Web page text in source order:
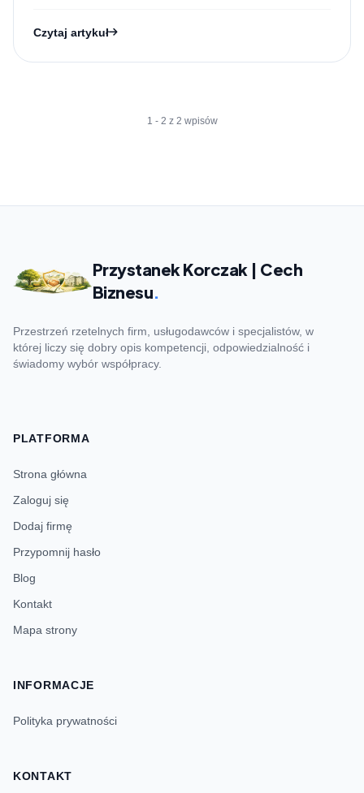
Czytaj artykuł
1 - 2 z 2 wpisów
Przystanek Korczak | Cech
Biznesu.
Przestrzeń rzetelnych firm, usługodawców i specjalistów, w
której liczy się dobry opis kompetencji, odpowiedzialność i
świadomy wybór współpracy.
PLATFORMA
Strona główna
Zaloguj się
Dodaj firmę
Przypomnij hasło
Blog
Kontakt
Mapa strony
INFORMACJE
Polityka prywatności
KONTAKT